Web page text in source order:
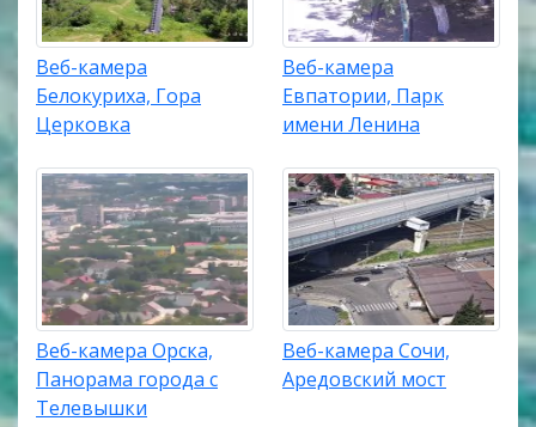
Веб-камера
Белокуриха, Гора
Церковка
Веб-камера
Евпатории, Парк
имени Ленина
Веб-камера Орска,
Панорама города с
Телевышки
Веб-камера Сочи,
Аредовский мост